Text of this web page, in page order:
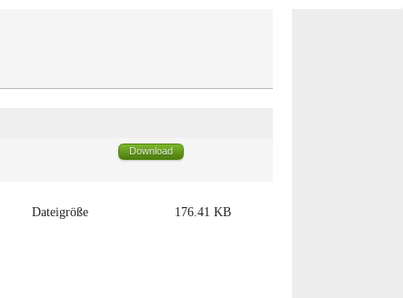
Download
Dateigröße 176.41 KB